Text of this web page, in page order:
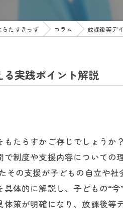
たすきっず コラム 放課後等デ
実践ポイント解説
たらすかご存じでしょうか
制度や支援内容についての
の支援が子どもの自立や
体的に解説し、子どもの“
策が明確になり、放課後